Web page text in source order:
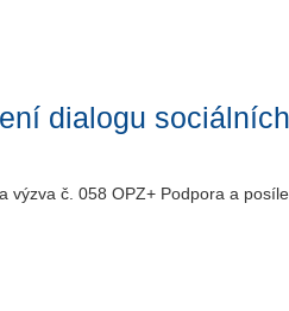
dialogu sociálních
výzva č. 058 OPZ+ Podpora a